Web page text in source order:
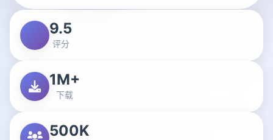
9.5
评分
1M+
下载
500K